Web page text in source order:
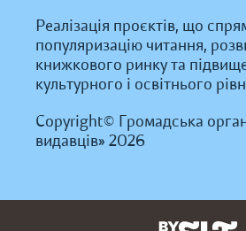
Реалізація проєктів, що
популяризацію читання,
книжкового ринку та
культурного і освітнього
Copyright© Громадська
видавців» 2026